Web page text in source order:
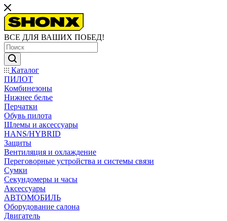
ВСЕ ДЛЯ ВАШИХ ПОБЕД!
Каталог
ПИЛОТ
Комбинезоны
Нижнее белье
Перчатки
Обувь пилота
Шлемы и аксессуары
HANS/HYBRID
Защиты
Вентиляция и охлаждение
Переговорные устройства и системы связи
Сумки
Секундомеры и часы
Аксессуары
АВТОМОБИЛЬ
Оборудование салона
Двигатель